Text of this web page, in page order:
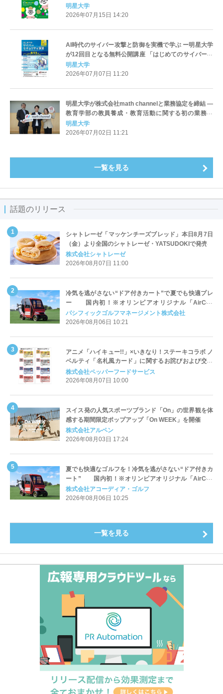
を持ち帰ろう
明星大学
2026年07月15日 14:20
AI時代のサイバー攻撃と防御を実機で学ぶ ー明星大学
が12回目となる無料公開講座 「はじめてのサイバーセ
キュリティ演習」を開催
明星大学
2026年07月07日 11:20
明星大学が株式会社math channelと業務協定を締結 ―
教育学部の教員養成・教育活動に関する初の業務提
携、「数学のお兄さん」 横山明日希氏と連携
明星大学
2026年07月02日 11:21
一覧を見る
話題のリリース
シャトレーゼ「マッケンチーズブレッド」本日8月7日
（金）より全国のシャトレーゼ・YATSUDOKIで発売
株式会社シャトレーゼ
2026年08月07日 11:00
冷気を逃がさない“ドア付きカート”で夏でも快適プレ
ー 国内初！※オリンピアオリジナル「AirCon
Cart（エアコンカート）」導入 | ＰＧＭ
パシフィックゴルフマネージメント株式会社
2026年08月06日 10:21
アニメ「ハイキュー!!」×いきなり！ステーキコラボ ノ
ベルティ「名札風カード」に関するお詫びおよび交換
対応についてのご案内
株式会社ペッパーフードサービス
2026年08月07日 10:00
スイス発の人気スポーツブランド「On」の世界観を体
感する期間限定ポップアップ「On WEEK」を開催
株式会社アルペン
2026年08月03日 17:24
夏でも快適なゴルフを！冷気を逃がさない“ドア付きカ
ート” 国内初！※オリンピアオリジナル「AirCon
Cart（エアコンカート）」導入 | アコーディア・ゴ
ルフ
株式会社アコーディア・ゴルフ
2026年08月06日 10:25
一覧を見る